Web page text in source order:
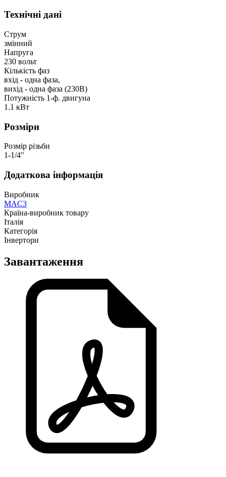
Технічні дані
Струм
змінний
Напруга
230 вольт
Кількість фаз
вхід - одна фаза,
вихід - одна фаза (230В)
Потужність 1-ф. двигуна
1.1 кВт
Розміри
Розмір різьби
1-1/4"
Додаткова інформація
Виробник
MAC3
Країна-виробник товару
Італія
Категорія
Інвертори
Завантаження